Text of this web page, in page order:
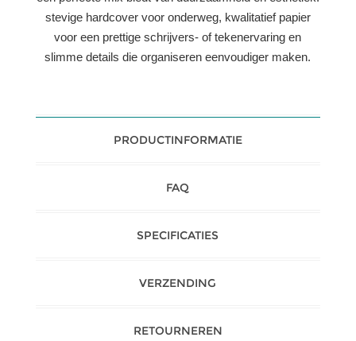
stevige hardcover voor onderweg, kwalitatief papier
voor een prettige schrijvers- of tekenervaring en
slimme details die organiseren eenvoudiger maken.
PRODUCTINFORMATIE
FAQ
SPECIFICATIES
VERZENDING
RETOURNEREN